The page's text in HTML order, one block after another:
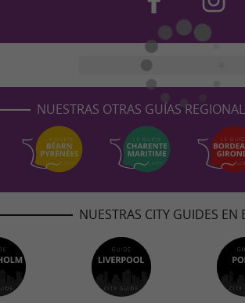
NUESTRAS OTRAS GUÍAS
NUESTRAS CITY GUIDES EN